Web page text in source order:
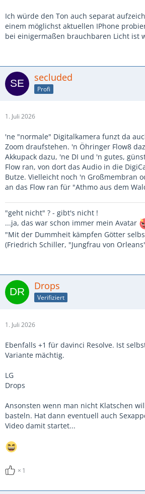
Ich würde den Ton auch separat
einem möglichst aktuellen IPhone
bei einigermaßen brauchbaren Licht ist
secluded
Profi
1. Juli 2026
'ne "normale" Digitalkamera funzt da
Zoom draufstehen. 'n Öhringer Flow8
Akkupack dazu, 'ne DI und 'n gutes,
Flow ran, von dort das Audio in die
Butze. Vielleicht noch 'n Großmembran
an das Flow ran für "Athmo aus dem
"geht nicht" ? - gibt's nicht !
...ja, das war schon immer mein Avatar
"Mit der Dummheit kämpfen Götter
(Friedrich Schiller, "Jungfrau von
Drops
Verifiziert
1. Juli 2026
Ebenfalls +1 für davinci Resolve. Ist
Variante mächtig.
LG
Drops
Ansonsten wenn man nicht Klatschen
basteln. Hat dann eventuell auch
Video damit startet...
1